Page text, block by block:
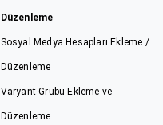
Düzenleme
Sosyal Medya Hesapları Ekleme /
Düzenleme
Varyant Grubu Ekleme ve
Düzenleme